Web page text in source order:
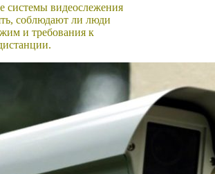
системы видеослежения
соблюдают ли люди
и требования к